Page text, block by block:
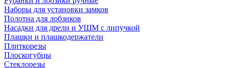
Наборы для установки замков
Полотна для лобзиков
Насадки для дрели и УШМ с липучкой
Плашки и плашкодержатели
Плиткорезы
Плоскогубцы
Стеклорезы